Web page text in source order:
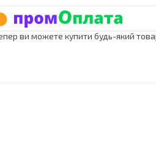
ви можете купити будь-який